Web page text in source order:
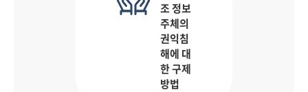
조 정보
주체의
권익침
해에 대
한 구제
방법